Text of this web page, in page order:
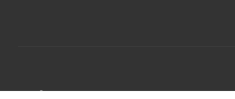
2026 © ООО "РумКлимат"